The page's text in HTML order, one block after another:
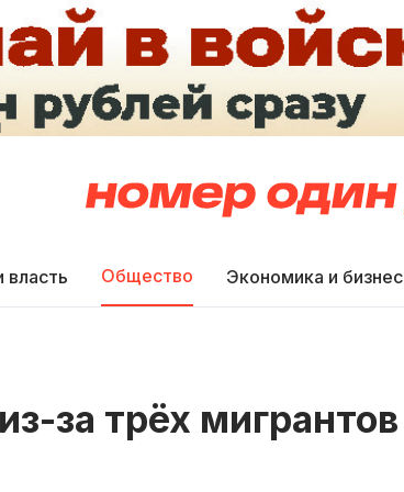
власть Общество Экономика и бизнес
за трёх мигрантов